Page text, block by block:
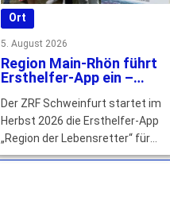
Ort
5. August 2026
Region Main-Rhön führt
Ersthelfer-App ein –
gesucht
Der ZRF Schweinfurt startet im
Herbst 2026 die Ersthelfer-App
„Region der Lebensretter“ für
Main-Rhön. Qualifizierte Helfer